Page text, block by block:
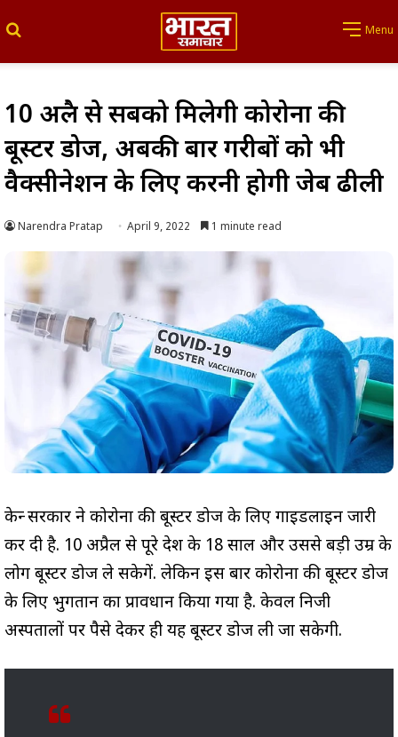
Menu
10 अप्रैल से सबको मिलेगी कोरोना की
बूस्टर डोज, अबकी बार गरीबों को भी
वैक्सीनेशन के लिए करनी होगी जेब ढीली
Narendra Pratap April 9, 2022 1 minute read
केन्द्र सरकार ने कोरोना की बूस्टर डोज के लिए गाइडलाइन जारी
कर दी है. 10 अप्रैल से पूरे देश के 18 साल और उससे बड़ी उम्र के
लोग बूस्टर डोज ले सकेगें. लेकिन इस बार कोरोना की बूस्टर डोज
के लिए भुगतान का प्रावधान किया गया है. केवल निजी
अस्पतालों पर पैसे देकर ही यह बूस्टर डोज ली जा सकेगी.